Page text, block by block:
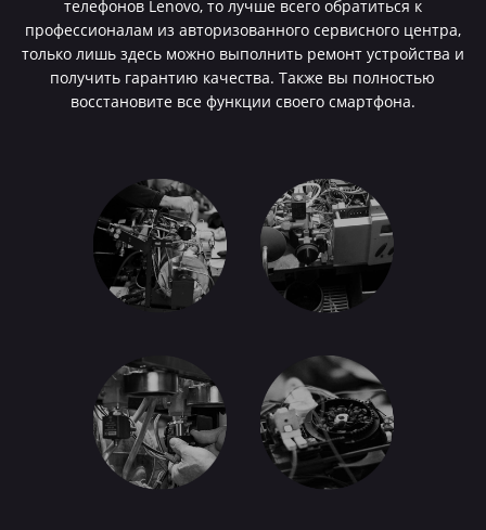
телефонов Lenovo, то лучше всего обратиться к
профессионалам из авторизованного сервисного центра,
только лишь здесь можно выполнить ремонт устройства и
получить гарантию качества. Также вы полностью
восстановите все функции своего смартфона.